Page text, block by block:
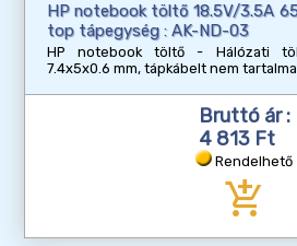
HP notebook töltő 18.5V/3.5A
top tápegység : AK-ND-03
HP notebook töltő - Hálózati
7.4x5x0.6 mm, tápkábelt nem
Bruttó ár :
4 813 Ft
Rendelhető
add_shopping_cart